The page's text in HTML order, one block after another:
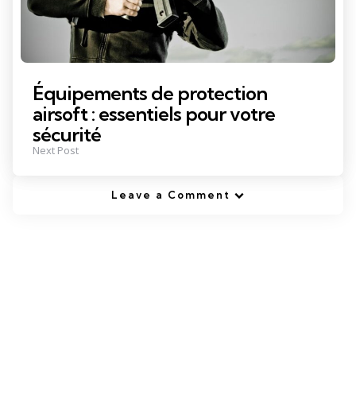
Équipements de protection
airsoft : essentiels pour votre
sécurité
Next Post
Leave a Comment